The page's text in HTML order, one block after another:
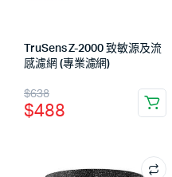
TruSens Z-2000 致敏源及流
感濾網 (專業濾網)
$638
$488